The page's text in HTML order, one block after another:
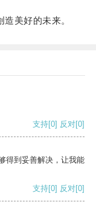
美好的未来。
支持[0] 反对[0]
得到妥善解决，让我能
支持[0] 反对[0]